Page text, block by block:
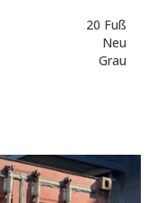
20 Fuß
Neu
Grau